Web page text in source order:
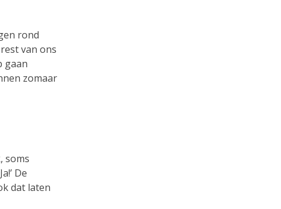
rond
van ons
gaan
zomaar
soms
De
dat laten